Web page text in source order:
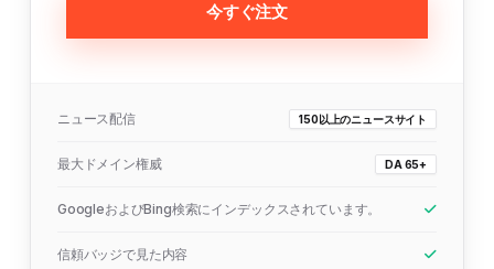
今すぐ注文
ニュース配信 150以上のニュースサイト
最大ドメイン権威 DA 65+
GoogleおよびBing検索にインデックスされています。
信頼バッジで見た内容